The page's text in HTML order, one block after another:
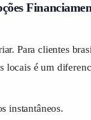
Para clientes
locais é um
instantâneos.